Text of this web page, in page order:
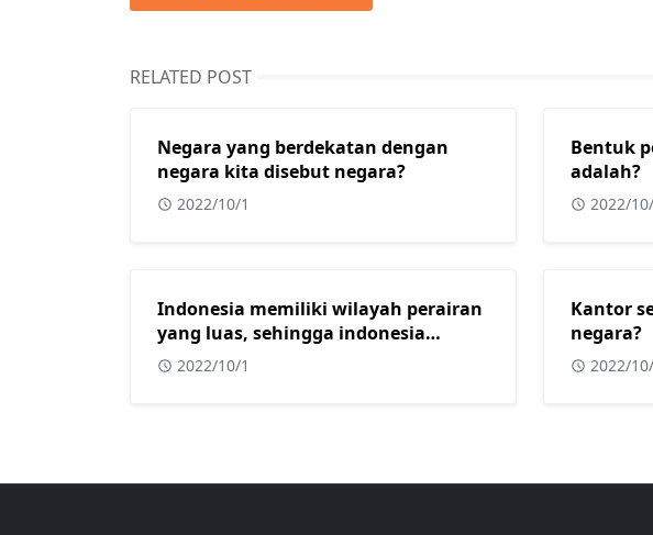
RELATED POST
Negara yang berdekatan dengan
negara kita disebut negara?
2022/10/1
Bentuk
adalah?
2022/
Indonesia memiliki wilayah perairan
yang luas, sehingga indonesia
mendapat julukan sebagai?
2022/10/1
Kantor
negara?
2022/